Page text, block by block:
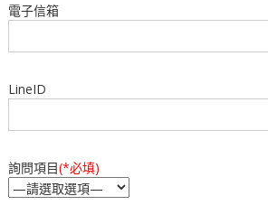
電子信箱
LineID
詢問項目(*必填)